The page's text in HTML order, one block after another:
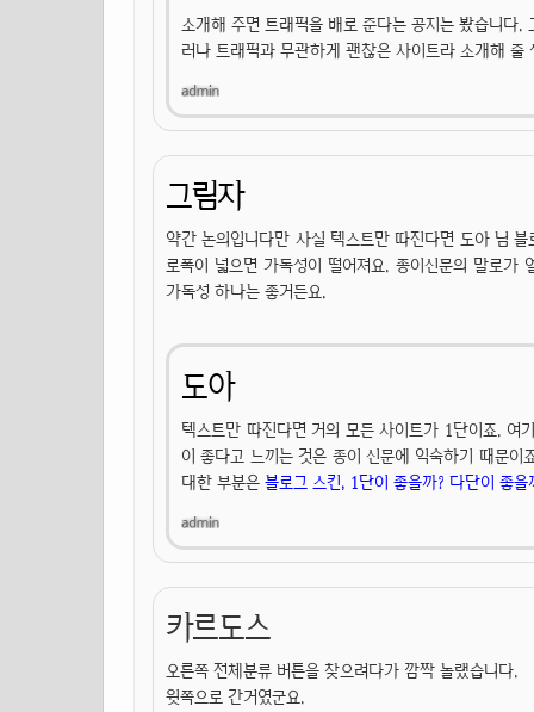
소개해 주면 트래픽을 배로 준다는 공지는 봤습니다.
러나 트래픽과 무관하게 괜찮은 사이트라 소개해 줄
그림자
약간 논의입니다만 사실 텍스트만 따진다면 도아 님
로폭이 넓으면 가독성이 떨어져요. 종이신문의 말로
가독성 하나는 좋거든요.
도아
텍스트만 따진다면 거의 모든 사이트가 1단이죠. 여
이 좋다고 느끼는 것은 종이 신문에 익숙하기 때문
대한 부분은 블로그 스킨, 1단이 좋을까? 다단이 좋을
카르도스
오른쪽 전체분류 버튼을 찾으려다가 깜짝 놀랬습니다.
윗쪽으로 간거였군요.